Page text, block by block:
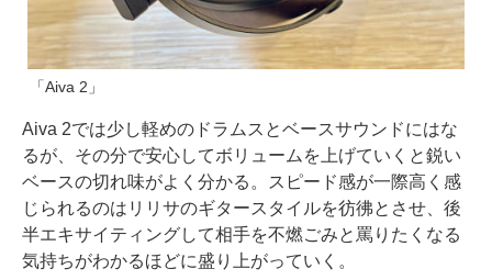
「Aiva 2」
Aiva 2では少し軽めのドラムスとベースサウンドにはな
るが、その分で安心してボリュームを上げていくと鋭い
ベースの切れ味がよく分かる。スピード感が一際高く感
じられるのはリリサのギタースタイルを彷彿とさせ、後
半エキサイティングして相手を不燃ごみと罵りたくなる
気持ちがわかるほどに盛り上がっていく。